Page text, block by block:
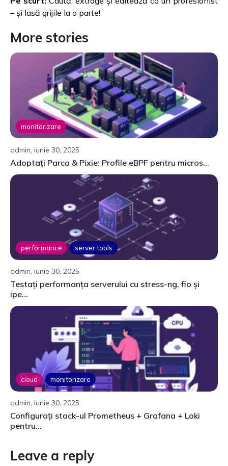
– și lasă grijile la o parte!
More stories
monitorizare
admin, iunie 30, 2025
Adoptați Parca & Pixie: Profile eBPF pentru micros...
performance server tools
admin, iunie 30, 2025
Testați performanța serverului cu stress-ng, fio și
ipe...
cloud monitorizare
admin, iunie 30, 2025
Configurați stack-ul Prometheus + Grafana + Loki
pentru...
Leave a reply